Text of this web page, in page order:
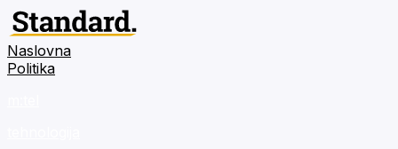
Naslovna
Politika